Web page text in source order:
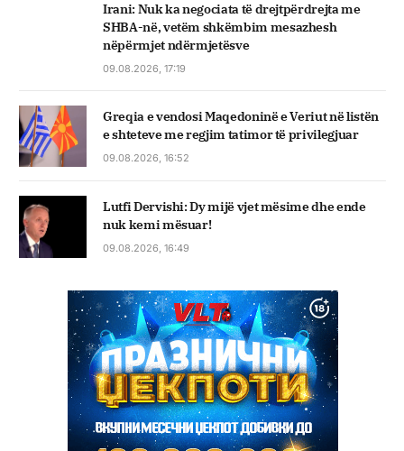
Irani: Nuk ka negociata të drejtpërdrejta me
SHBA-në, vetëm shkëmbim mesazhesh
nëpërmjet ndërmjetësve
09.08.2026, 17:19
Greqia e vendosi Maqedoninë e Veriut në listën
e shteteve me regjim tatimor të privilegjuar
09.08.2026, 16:52
Lutfi Dervishi: Dy mijë vjet mësime dhe ende
nuk kemi mësuar!
09.08.2026, 16:49